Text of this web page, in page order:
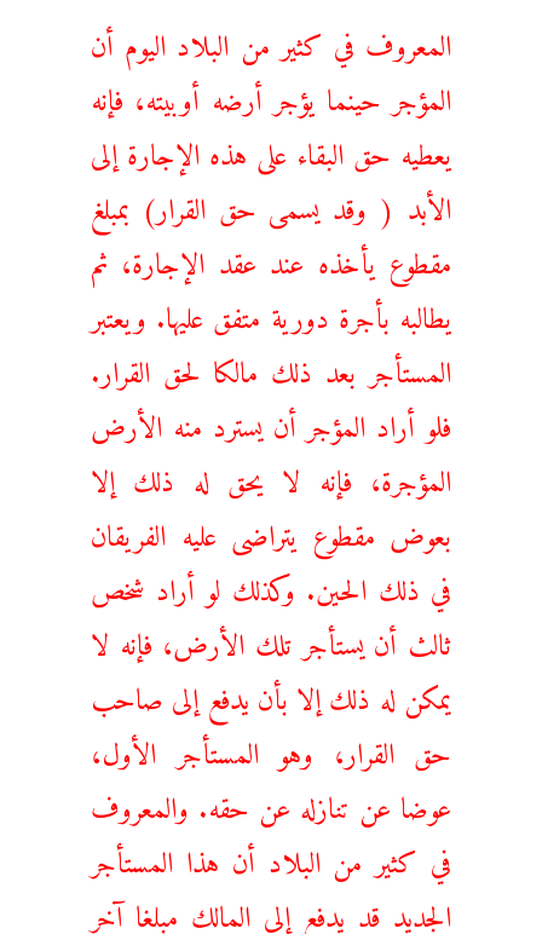
المعروف في كثير من البلاد اليوم أن
المؤجر حينما يؤجر أرضه أوبيته، فإنه
يعطيه حق البقاء على هذه الإجارة إلى
الأبد ( وقد يسمى حق القرار) بمبلغ
مقطوع يأخذه عند عقد الإجارة، ثم
يطالبه بأجرة دورية متفق عليها. ويعتبر
المستأجر بعد ذلك مالكا لحق القرار.
فلو أراد المؤجر أن يسترد منه الأرض
المؤجرة، فإنه لا يحق له ذلك إلا
بعوض مقطوع يتراضى عليه الفريقان
في ذلك الحين. وكذلك لو أراد شخص
ثالث أن يستأجر تلك الأرض، فإنه لا
يمكن له ذلك إلا بأن يدفع إلى صاحب
حق القرار، وهو المستأجر الأول،
عوضا عن تنازله عن حقه. والمعروف
في كثير من البلاد أن هذا المستأجر
الجديد قد يدفع إلى المالك مبلغا آخر